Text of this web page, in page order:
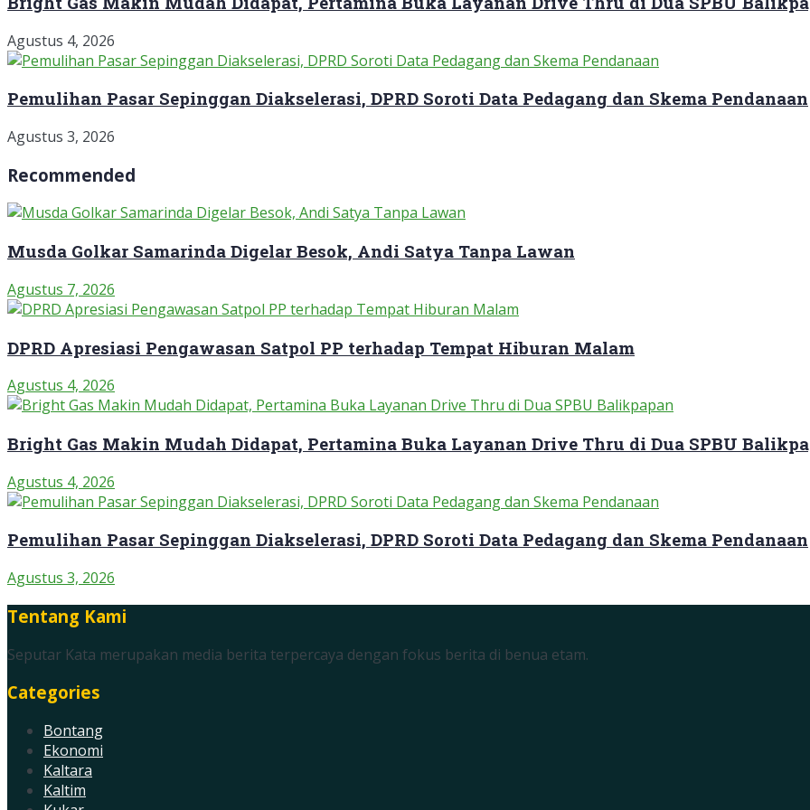
Agustus 4, 2026
Pemulihan Pasar Sepinggan Diakselerasi, DPRD Soroti Data Pedagang dan Skema Pendanaan
Agustus 3, 2026
Recommended
Musda Golkar Samarinda Digelar Besok, Andi Satya Tanpa Lawan
Agustus 7, 2026
DPRD Apresiasi Pengawasan Satpol PP terhadap Tempat Hiburan Malam
Agustus 4, 2026
Bright Gas Makin Mudah Didapat, Pertamina Buka Layanan Drive Thru di Dua SPBU
Agustus 4, 2026
Pemulihan Pasar Sepinggan Diakselerasi, DPRD Soroti Data Pedagang dan Skema Pendanaan
Agustus 3, 2026
Tentang Kami
Seputar Kata merupakan media berita terpercaya dengan fokus berita di benua etam.
Categories
Bontang
Ekonomi
Kaltara
Kaltim